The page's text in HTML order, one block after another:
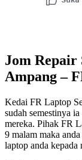
Jom
Ampang –
Kedai FR Laptop
sudah semestinya
mereka. Pihak FR
9 malam maka
laptop anda